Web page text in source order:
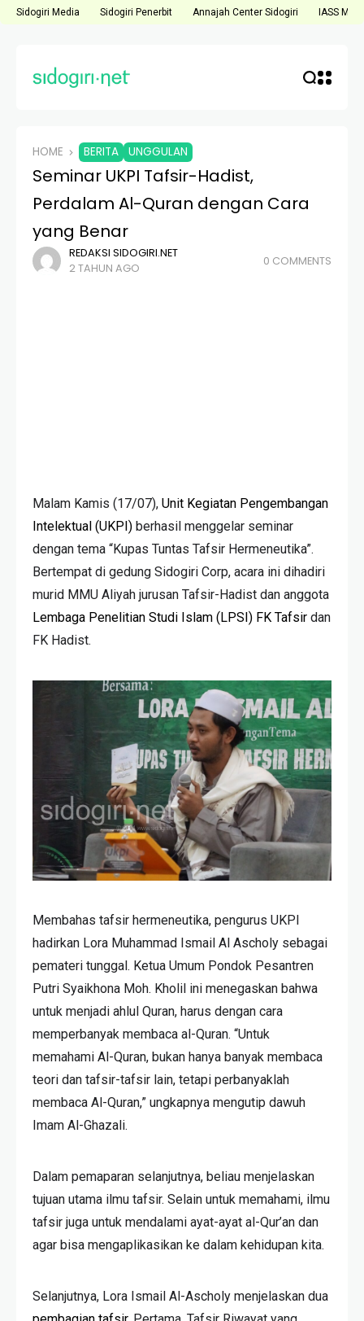
Sidogiri Media Sidogiri Penerbit Annajah Center Sidogiri IASS
HOME BERITA UNGGULAN
Seminar UKPI Tafsir-Hadist,
Perdalam Al-Quran dengan Cara
yang Benar
REDAKSI SIDOGIRI.NET
2 TAHUN AGO
0 COMMENTS
Malam Kamis (17/07), Unit Kegiatan Pengembangan
Intelektual (UKPI) berhasil menggelar seminar
dengan tema “Kupas Tuntas Tafsir Hermeneutika”.
Bertempat di gedung Sidogiri Corp, acara ini dihadiri
murid MMU Aliyah jurusan Tafsir-Hadist dan anggota
Lembaga Penelitian Studi Islam (LPSI) FK Tafsir dan
FK Hadist.
Membahas tafsir hermeneutika, pengurus UKPI
hadirkan Lora Muhammad Ismail Al Ascholy sebagai
pemateri tunggal. Ketua Umum Pondok Pesantren
Putri Syaikhona Moh. Kholil ini menegaskan bahwa
untuk menjadi ahlul Quran, harus dengan cara
memperbanyak membaca al-Quran. “Untuk
memahami Al-Quran, bukan hanya banyak membaca
teori dan tafsir-tafsir lain, tetapi perbanyaklah
membaca Al-Quran,” ungkapnya mengutip dawuh
Imam Al-Ghazali.
Dalam pemaparan selanjutnya, beliau menjelaskan
tujuan utama ilmu tafsir. Selain untuk memahami, ilmu
tafsir juga untuk mendalami ayat-ayat al-Qur’an dan
agar bisa mengaplikasikan ke dalam kehidupan kita.
Selanjutnya, Lora Ismail Al-Ascholy menjelaskan dua